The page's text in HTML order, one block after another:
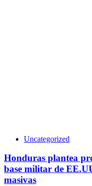
Uncategorized
Honduras plantea
base militar de
masivas